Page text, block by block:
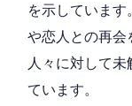
を示していま
や恋人との再会
人々に対して
ています。